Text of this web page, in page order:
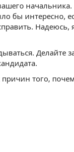
бы интересно,
Надеюсь,
Делайте
причин того,